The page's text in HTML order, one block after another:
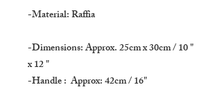
-Material: Raffia
-Dimensions: Approx. 25cm x 30cm / 10 "
x 12 "
-Handle : Approx: 42cm / 16"